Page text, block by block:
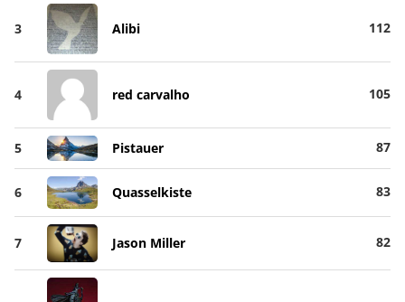
3 Alibi 112
4 red carvalho 105
5 Pistauer 87
6 Quasselkiste 83
7 Jason Miller 82